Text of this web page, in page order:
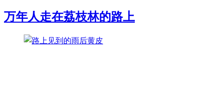
万年人走在荔枝林的路上